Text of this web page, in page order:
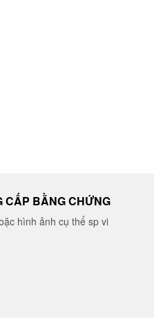
CẤP BẰNG CHỨNG
hình ảnh cụ thể sp vi